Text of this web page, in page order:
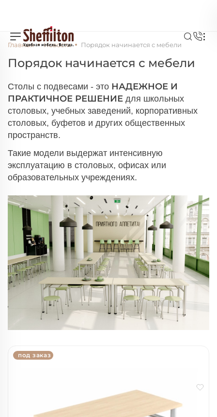
Главная Новости Порядок начинается с мебели
Порядок начинается с мебели
Столы с подвесами - это НАДЕЖНОЕ И
ПРАКТИЧНОЕ РЕШЕНИЕ для школьных
столовых, учебных заведений, корпоративных
столовых, буфетов и других общественных
пространств.
Такие модели выдержат интенсивную
эксплуатацию в столовых, офисах или
образовательных учреждениях.
под заказ